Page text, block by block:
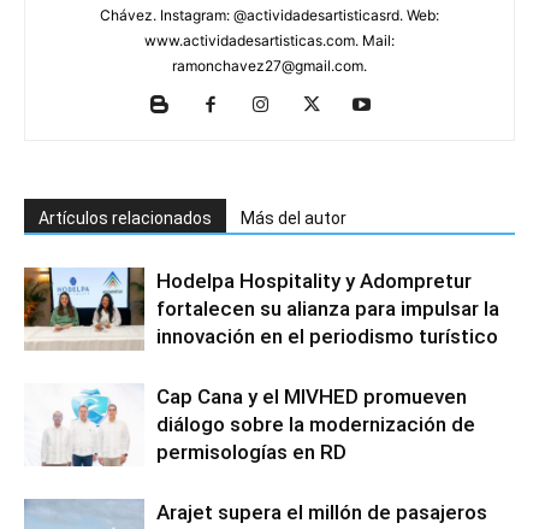
Chávez. Instagram: @actividadesartisticasrd. Web:
www.actividadesartisticas.com. Mail:
ramonchavez27@gmail.com.
Artículos relacionados Más del autor
Hodelpa Hospitality y Adompretur
fortalecen su alianza para impulsar la
innovación en el periodismo turístico
Cap Cana y el MIVHED promueven
diálogo sobre la modernización de
permisologías en RD
Arajet supera el millón de pasajeros